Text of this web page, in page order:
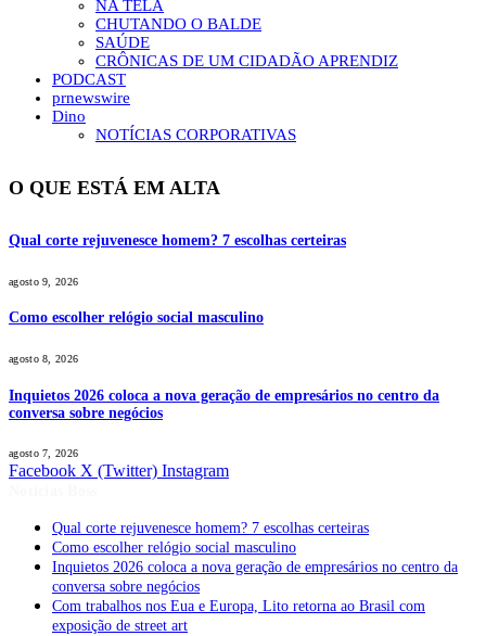
NA TELA
CHUTANDO O BALDE
SAÚDE
CRÔNICAS DE UM CIDADÃO APRENDIZ
PODCAST
prnewswire
Dino
NOTÍCIAS CORPORATIVAS
O QUE ESTÁ EM ALTA
Qual corte rejuvenesce homem? 7 escolhas certeiras
agosto 9, 2026
Como escolher relógio social masculino
agosto 8, 2026
Inquietos 2026 coloca a nova geração de empresários no centro da
conversa sobre negócios
agosto 7, 2026
Facebook X (Twitter) Instagram
Qual corte rejuvenesce homem? 7 escolhas certeiras
Como escolher relógio social masculino
Inquietos 2026 coloca a nova geração de empresários no centro da
conversa sobre negócios
Com trabalhos nos Eua e Europa, Lito retorna ao Brasil com
exposição de street art